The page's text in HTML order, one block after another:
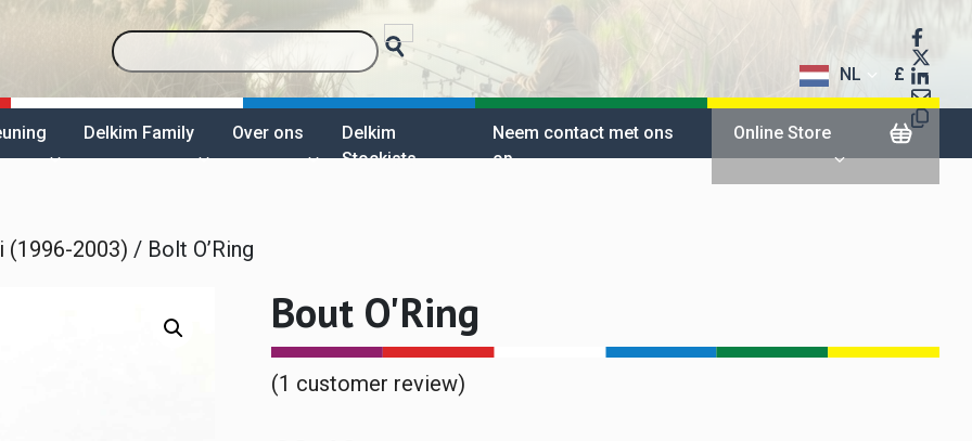
Delkim Family Over ons
Delkim
Stockists
Neem contact met ons
op
Online Store
NL £
€
(1996-2003) / Bolt O’Ring
Bout O'Ring
(1 customer review)